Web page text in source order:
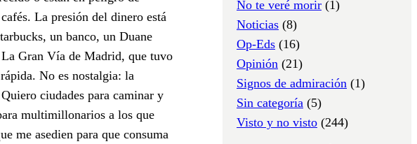
La presión del dinero está
un banco, un Duane
La Gran Vía de Madrid, que tuvo
No es nostalgia: la
ciudades para caminar y
multimillonarios a los que
me asedien para que consuma
No te veré morir (1)
Noticias (8)
Op-Eds (16)
Opinión (21)
Signos de admiración (1)
Sin categoría (5)
Visto y no visto (244)